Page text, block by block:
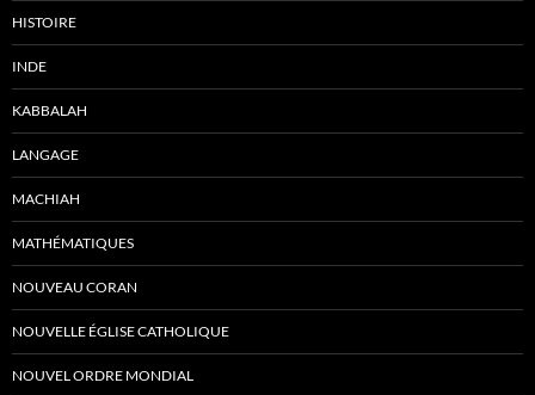
HISTOIRE
INDE
KABBALAH
LANGAGE
MACHIAH
MATHÉMATIQUES
NOUVEAU CORAN
NOUVELLE ÉGLISE CATHOLIQUE
NOUVEL ORDRE MONDIAL